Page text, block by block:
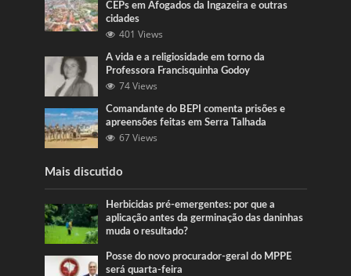
CEPs em Afogados da Ingazeira e outras
cidades
401 Views
A vida e a religiosidade em torno da
Professora Francisquinha Godoy
74 Views
Comandante do BEPI comenta prisões e
apreensões feitas em Serra Talhada
67 Views
Mais discutido
Herbicidas pré-emergentes: por que a
aplicação antes da germinação das daninhas
muda o resultado?
Posse do novo procurador-geral do MPPE
será quarta-feira